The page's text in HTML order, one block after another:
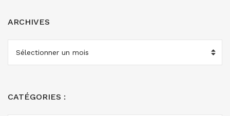
ARCHIVES
ARCHIVES
CATÉGORIES :